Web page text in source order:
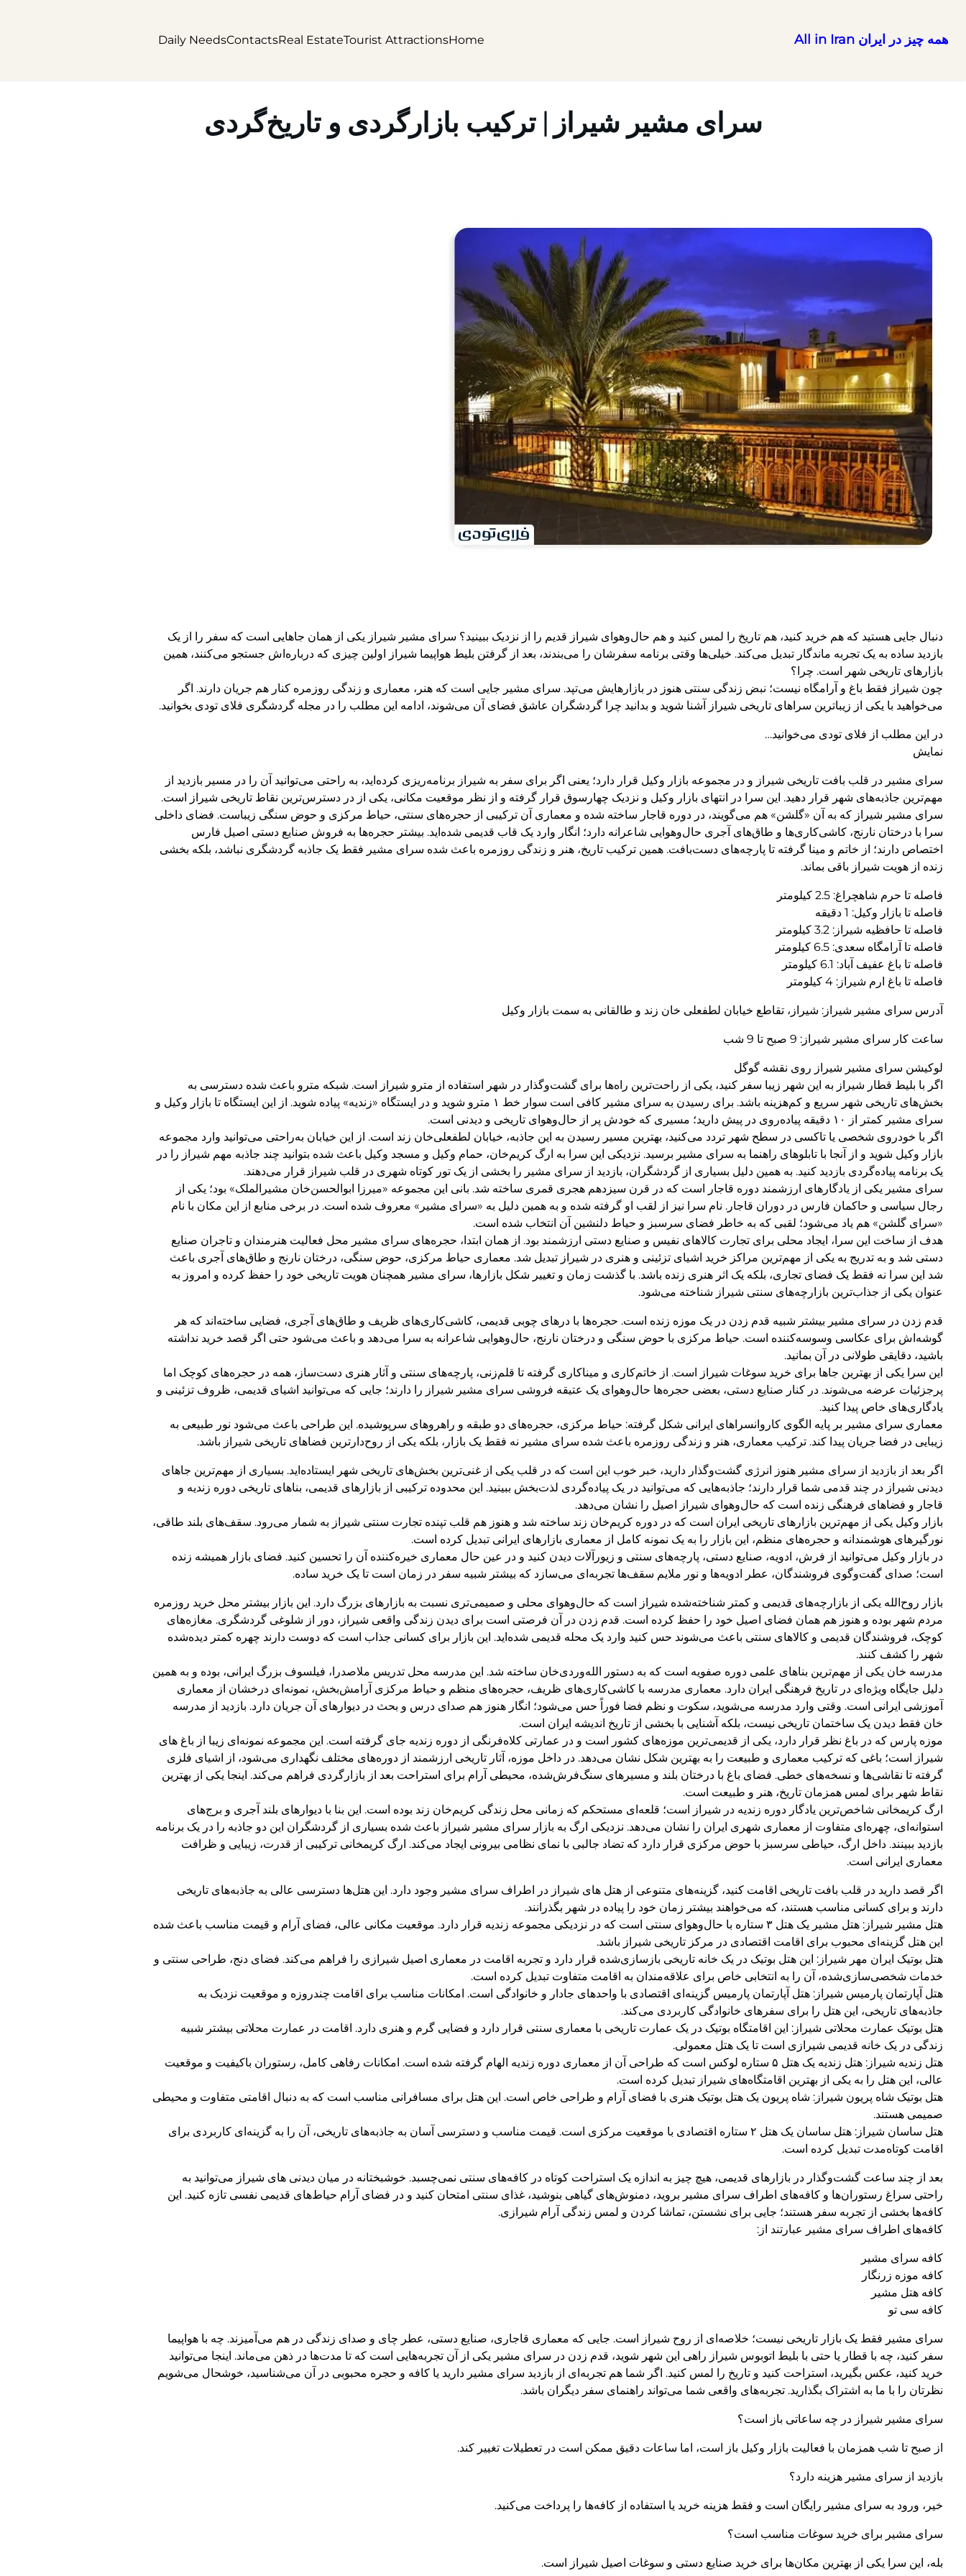
همه چیز در ایران All in Iran Home
Tourist Attractions
Real Estate
Contacts
Daily Needs
سرای مشیر شیراز | ترکیب بازارگردی و تاریخ‌گردی
دنبال جایی هستید که هم خرید کنید، هم تاریخ را لمس کنید و هم حال‌وهوای شیراز قدیم را از نزدیک ببینید؟ سرای مشیر شیراز یکی از همان جاهایی است که سفر را از یک
بازدید ساده به یک تجربه ماندگار تبدیل می‌کند. خیلی‌ها وقتی برنامه سفرشان را می‌بندند، بعد از گرفتن بلیط هواپیما شیراز اولین چیزی که درباره‌اش جستجو می‌کنند، همین
بازارهای تاریخی شهر است. چرا؟
چون شیراز فقط باغ و آرامگاه نیست؛ نبض زندگی سنتی هنوز در بازارهایش می‌تپد. سرای مشیر جایی است که هنر، معماری و زندگی روزمره کنار هم جریان دارند. اگر
می‌خواهید با یکی از زیباترین سراهای تاریخی شیراز آشنا شوید و بدانید چرا گردشگران عاشق فضای آن می‌شوند، ادامه این مطلب را در مجله گردشگری فلای تودی بخوانید.
در این مطلب از فلای تودی می‌خوانید…
نمایش
سرای مشیر در قلب بافت تاریخی شیراز و در مجموعه بازار وکیل قرار دارد؛ یعنی اگر برای سفر به شیراز برنامه‌ریزی کرده‌اید، به راحتی می‌توانید آن را در مسیر بازدید از
مهم‌ترین جاذبه‌های شهر قرار دهید. این سرا در انتهای بازار وکیل و نزدیک چهارسوق قرار گرفته و از نظر موقعیت مکانی، یکی از در دسترس‌ترین نقاط تاریخی شیراز است.
سرای مشیر شیراز که به آن «گلشن» هم می‌گویند، در دوره قاجار ساخته شده و معماری آن ترکیبی از حجره‌های سنتی، حیاط مرکزی و حوض سنگی زیباست. فضای داخلی
سرا با درختان نارنج، کاشی‌کاری‌ها و طاق‌های آجری حال‌وهوایی شاعرانه دارد؛ انگار وارد یک قاب قدیمی شده‌اید. بیشتر حجره‌ها به فروش صنایع دستی اصیل فارس
اختصاص دارند؛ از خاتم و مینا گرفته تا پارچه‌های دست‌بافت. همین ترکیب تاریخ، هنر و زندگی روزمره باعث شده سرای مشیر فقط یک جاذبه گردشگری نباشد، بلکه بخشی
زنده از هویت شیراز باقی بماند.
فاصله تا حرم شاهچراغ: 2.5 کیلومتر
فاصله تا بازار وکیل: 1 دقیقه
فاصله تا حافظیه شیراز: 3.2 کیلومتر
فاصله تا آرامگاه سعدی: 6.5 کیلومتر
فاصله تا باغ عفیف آباد: 6.1 کیلومتر
فاصله تا باغ ارم شیراز: 4 کیلومتر
آدرس سرای مشیر شیراز: شیراز، تقاطع خیابان لطفعلی خان زند و طالقانی به سمت بازار وکیل
ساعت کار سرای مشیر شیراز: 9 صبح تا 9 شب
لوکیشن سرای مشیر شیراز روی نقشه گوگل
اگر با بلیط قطار شیراز به این شهر زیبا سفر کنید، یکی از راحت‌ترین راه‌ها برای گشت‌وگذار در شهر استفاده از مترو شیراز است. شبکه مترو باعث شده دسترسی به
بخش‌های تاریخی شهر سریع و کم‌هزینه باشد. برای رسیدن به سرای مشیر کافی است سوار خط ۱ مترو شوید و در ایستگاه «زندیه» پیاده شوید. از این ایستگاه تا بازار وکیل و
سرای مشیر کمتر از ۱۰ دقیقه پیاده‌روی در پیش دارید؛ مسیری که خودش پر از حال‌وهوای تاریخی و دیدنی است.
اگر با خودروی شخصی یا تاکسی در سطح شهر تردد می‌کنید، بهترین مسیر رسیدن به این جاذبه، خیابان لطفعلی‌خان زند است. از این خیابان به‌راحتی می‌توانید وارد مجموعه
بازار وکیل شوید و از آنجا با تابلوهای راهنما به سرای مشیر برسید. نزدیکی این سرا به ارگ کریم‌خان، حمام وکیل و مسجد وکیل باعث شده بتوانید چند جاذبه مهم شیراز را در
یک برنامه پیاده‌گردی بازدید کنید. به همین دلیل بسیاری از گردشگران، بازدید از سرای مشیر را بخشی از یک تور کوتاه شهری در قلب شیراز قرار می‌دهند.
سرای مشیر یکی از یادگارهای ارزشمند دوره قاجار است که در قرن سیزدهم هجری قمری ساخته شد. بانی این مجموعه «میرزا ابوالحسن‌خان مشیرالملک» بود؛ یکی از
رجال سیاسی و حاکمان فارس در دوران قاجار. نام سرا نیز از لقب او گرفته شده و به همین دلیل به «سرای مشیر» معروف شده است. در برخی منابع از این مکان با نام
«سرای گلشن» هم یاد می‌شود؛ لقبی که به خاطر فضای سرسبز و حیاط دلنشین آن انتخاب شده است.
هدف از ساخت این سرا، ایجاد محلی برای تجارت کالاهای نفیس و صنایع دستی ارزشمند بود. از همان ابتدا، حجره‌های سرای مشیر محل فعالیت هنرمندان و تاجران صنایع
دستی شد و به تدریج به یکی از مهم‌ترین مراکز خرید اشیای تزئینی و هنری در شیراز تبدیل شد. معماری حیاط مرکزی، حوض سنگی، درختان نارنج و طاق‌های آجری باعث
شد این سرا نه فقط یک فضای تجاری، بلکه یک اثر هنری زنده باشد. با گذشت زمان و تغییر شکل بازارها، سرای مشیر همچنان هویت تاریخی خود را حفظ کرده و امروز به
عنوان یکی از جذاب‌ترین بازارچه‌های سنتی شیراز شناخته می‌شود.
قدم زدن در سرای مشیر بیشتر شبیه قدم زدن در یک موزه زنده است. حجره‌ها با درهای چوبی قدیمی، کاشی‌کاری‌های ظریف و طاق‌های آجری، فضایی ساخته‌اند که هر
گوشه‌اش برای عکاسی وسوسه‌کننده است. حیاط مرکزی با حوض سنگی و درختان نارنج، حال‌وهوایی شاعرانه به سرا می‌دهد و باعث می‌شود حتی اگر قصد خرید نداشته
باشید، دقایقی طولانی در آن بمانید.
این سرا یکی از بهترین جاها برای خرید سوغات شیراز است. از خاتم‌کاری و میناکاری گرفته تا قلم‌زنی، پارچه‌های سنتی و آثار هنری دست‌ساز، همه در حجره‌های کوچک اما
پرجزئیات عرضه می‌شوند. در کنار صنایع دستی، بعضی حجره‌ها حال‌وهوای یک عتیقه فروشی سرای مشیر شیراز را دارند؛ جایی که می‌توانید اشیای قدیمی، ظروف تزئینی و
یادگاری‌های خاص پیدا کنید.
معماری سرای مشیر بر پایه الگوی کاروانسراهای ایرانی شکل گرفته: حیاط مرکزی، حجره‌های دو طبقه و راهروهای سرپوشیده. این طراحی باعث می‌شود نور طبیعی به
زیبایی در فضا جریان پیدا کند. ترکیب معماری، هنر و زندگی روزمره باعث شده سرای مشیر نه فقط یک بازار، بلکه یکی از روح‌دارترین فضاهای تاریخی شیراز باشد.
اگر بعد از بازدید از سرای مشیر هنوز انرژی گشت‌وگذار دارید، خبر خوب این است که در قلب یکی از غنی‌ترین بخش‌های تاریخی شهر ایستاده‌اید. بسیاری از مهم‌ترین جاهای
دیدنی شیراز در چند قدمی شما قرار دارند؛ جاذبه‌هایی که می‌توانید در یک پیاده‌گردی لذت‌بخش ببینید. این محدوده ترکیبی از بازارهای قدیمی، بناهای تاریخی دوره زندیه و
قاجار و فضاهای فرهنگی زنده است که حال‌وهوای شیراز اصیل را نشان می‌دهد.
بازار وکیل یکی از مهم‌ترین بازارهای تاریخی ایران است که در دوره کریم‌خان زند ساخته شد و هنوز هم قلب تپنده تجارت سنتی شیراز به شمار می‌رود. سقف‌های بلند طاقی،
نورگیرهای هوشمندانه و حجره‌های منظم، این بازار را به یک نمونه کامل از معماری بازارهای ایرانی تبدیل کرده است.
در بازار وکیل می‌توانید از فرش، ادویه، صنایع دستی، پارچه‌های سنتی و زیورآلات دیدن کنید و در عین حال معماری خیره‌کننده آن را تحسین کنید. فضای بازار همیشه زنده
است؛ صدای گفت‌وگوی فروشندگان، عطر ادویه‌ها و نور ملایم سقف‌ها تجربه‌ای می‌سازد که بیشتر شبیه سفر در زمان است تا یک خرید ساده.
بازار روح‌الله یکی از بازارچه‌های قدیمی و کمتر شناخته‌شده شیراز است که حال‌وهوای محلی و صمیمی‌تری نسبت به بازارهای بزرگ دارد. این بازار بیشتر محل خرید روزمره
مردم شهر بوده و هنوز هم همان فضای اصیل خود را حفظ کرده است. قدم زدن در آن فرصتی است برای دیدن زندگی واقعی شیراز، دور از شلوغی گردشگری. مغازه‌های
کوچک، فروشندگان قدیمی و کالاهای سنتی باعث می‌شوند حس کنید وارد یک محله قدیمی شده‌اید. این بازار برای کسانی جذاب است که دوست دارند چهره کمتر دیده‌شده
شهر را کشف کنند.
مدرسه خان یکی از مهم‌ترین بناهای علمی دوره صفویه است که به دستور الله‌وردی‌خان ساخته شد. این مدرسه محل تدریس ملاصدرا، فیلسوف بزرگ ایرانی، بوده و به همین
دلیل جایگاه ویژه‌ای در تاریخ فرهنگی ایران دارد. معماری مدرسه با کاشی‌کاری‌های ظریف، حجره‌های منظم و حیاط مرکزی آرامش‌بخش، نمونه‌ای درخشان از معماری
آموزشی ایرانی است. وقتی وارد مدرسه می‌شوید، سکوت و نظم فضا فوراً حس می‌شود؛ انگار هنوز هم صدای درس و بحث در دیوارهای آن جریان دارد. بازدید از مدرسه
خان فقط دیدن یک ساختمان تاریخی نیست، بلکه آشنایی با بخشی از تاریخ اندیشه ایران است.
موزه پارس که در باغ نظر قرار دارد، یکی از قدیمی‌ترین موزه‌های کشور است و در عمارتی کلاه‌فرنگی از دوره زندیه جای گرفته است. این مجموعه نمونه‌ای زیبا از باغ های
شیراز است؛ باغی که ترکیب معماری و طبیعت را به بهترین شکل نشان می‌دهد. در داخل موزه، آثار تاریخی ارزشمند از دوره‌های مختلف نگهداری می‌شود، از اشیای فلزی
گرفته تا نقاشی‌ها و نسخه‌های خطی. فضای باغ با درختان بلند و مسیرهای سنگ‌فرش‌شده، محیطی آرام برای استراحت بعد از بازارگردی فراهم می‌کند. اینجا یکی از بهترین
نقاط شهر برای لمس همزمان تاریخ، هنر و طبیعت است.
ارگ کریمخانی شاخص‌ترین یادگار دوره زندیه در شیراز است؛ قلعه‌ای مستحکم که زمانی محل زندگی کریم‌خان زند بوده است. این بنا با دیوارهای بلند آجری و برج‌های
استوانه‌ای، چهره‌ای متفاوت از معماری شهری ایران را نشان می‌دهد. نزدیکی ارگ به بازار سرای مشیر شیراز باعث شده بسیاری از گردشگران این دو جاذبه را در یک برنامه
بازدید ببینند. داخل ارگ، حیاطی سرسبز با حوض مرکزی قرار دارد که تضاد جالبی با نمای نظامی بیرونی ایجاد می‌کند. ارگ کریمخانی ترکیبی از قدرت، زیبایی و ظرافت
معماری ایرانی است.
اگر قصد دارید در قلب بافت تاریخی اقامت کنید، گزینه‌های متنوعی از هتل های شیراز در اطراف سرای مشیر وجود دارد. این هتل‌ها دسترسی عالی به جاذبه‌های تاریخی
دارند و برای کسانی مناسب هستند، که می‌خواهند بیشتر زمان خود را پیاده در شهر بگذرانند.
هتل مشیر شیراز: هتل مشیر یک هتل ۳ ستاره با حال‌وهوای سنتی است که در نزدیکی مجموعه زندیه قرار دارد. موقعیت مکانی عالی، فضای آرام و قیمت مناسب باعث شده
این هتل گزینه‌ای محبوب برای اقامت اقتصادی در مرکز تاریخی شیراز باشد.
هتل بوتیک ایران مهر شیراز: این هتل بوتیک در یک خانه تاریخی بازسازی‌شده قرار دارد و تجربه اقامت در معماری اصیل شیرازی را فراهم می‌کند. فضای دنج، طراحی سنتی و
خدمات شخصی‌سازی‌شده، آن را به انتخابی خاص برای علاقه‌مندان به اقامت متفاوت تبدیل کرده است.
هتل آپارتمان پارمیس شیراز: هتل آپارتمان پارمیس گزینه‌ای اقتصادی با واحدهای جادار و خانوادگی است. امکانات مناسب برای اقامت چندروزه و موقعیت نزدیک به
جاذبه‌های تاریخی، این هتل را برای سفرهای خانوادگی کاربردی می‌کند.
هتل بوتیک عمارت محلاتی شیراز: این اقامتگاه بوتیک در یک عمارت تاریخی با معماری سنتی قرار دارد و فضایی گرم و هنری دارد. اقامت در عمارت محلاتی بیشتر شبیه
زندگی در یک خانه قدیمی شیرازی است تا یک هتل معمولی.
هتل زندیه شیراز: هتل زندیه یک هتل ۵ ستاره لوکس است که طراحی آن از معماری دوره زندیه الهام گرفته شده است. امکانات رفاهی کامل، رستوران باکیفیت و موقعیت
عالی، این هتل را به یکی از بهترین اقامتگاه‌های شیراز تبدیل کرده است.
هتل بوتیک شاه پریون شیراز: شاه پریون یک هتل بوتیک هنری با فضای آرام و طراحی خاص است. این هتل برای مسافرانی مناسب است که به دنبال اقامتی متفاوت و محیطی
صمیمی هستند.
هتل ساسان شیراز: هتل ساسان یک هتل ۲ ستاره اقتصادی با موقعیت مرکزی است. قیمت مناسب و دسترسی آسان به جاذبه‌های تاریخی، آن را به گزینه‌ای کاربردی برای
اقامت کوتاه‌مدت تبدیل کرده است.
بعد از چند ساعت گشت‌وگذار در بازارهای قدیمی، هیچ چیز به اندازه یک استراحت کوتاه در کافه‌های سنتی نمی‌چسبد. خوشبختانه در میان دیدنی های شیراز می‌توانید به
راحتی سراغ رستوران‌ها و کافه‌های اطراف سرای مشیر بروید، دمنوش‌های گیاهی بنوشید، غذای سنتی امتحان کنید و در فضای آرام حیاط‌های قدیمی نفسی تازه کنید. این
کافه‌ها بخشی از تجربه سفر هستند؛ جایی برای نشستن، تماشا کردن و لمس زندگی آرام شیرازی.
کافه‌های اطراف سرای مشیر عبارتند از:
کافه سرای مشیر
کافه موزه زرنگار
کافه هتل مشیر
کافه سی تو
سرای مشیر فقط یک بازار تاریخی نیست؛ خلاصه‌ای از روح شیراز است. جایی که معماری قاجاری، صنایع دستی، عطر چای و صدای زندگی در هم می‌آمیزند. چه با هواپیما
سفر کنید، چه با قطار یا حتی با بلیط اتوبوس شیراز راهی این شهر شوید، قدم زدن در سرای مشیر یکی از آن تجربه‌هایی است که تا مدت‌ها در ذهن می‌ماند. اینجا می‌توانید
خرید کنید، عکس بگیرید، استراحت کنید و تاریخ را لمس کنید. اگر شما هم تجربه‌ای از بازدید سرای مشیر دارید یا کافه و حجره محبوبی در آن می‌شناسید، خوشحال می‌شویم
نظرتان را با ما به اشتراک بگذارید. تجربه‌های واقعی شما می‌تواند راهنمای سفر دیگران باشد.
سرای مشیر شیراز در چه ساعاتی باز است؟
از صبح تا شب همزمان با فعالیت بازار وکیل باز است، اما ساعات دقیق ممکن است در تعطیلات تغییر کند.
بازدید از سرای مشیر هزینه دارد؟
خیر، ورود به سرای مشیر رایگان است و فقط هزینه خرید یا استفاده از کافه‌ها را پرداخت می‌کنید.
سرای مشیر برای خرید سوغات مناسب است؟
بله، این سرا یکی از بهترین مکان‌ها برای خرید صنایع دستی و سوغات اصیل شیراز است.